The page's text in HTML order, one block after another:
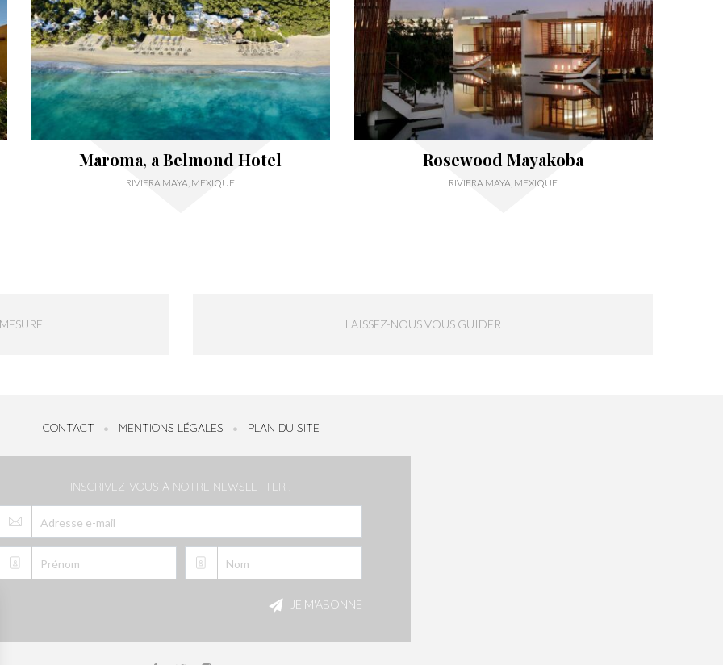
Maroma, a Belmond Hotel
RIVIERA MAYA, MEXIQUE
Rosewood Mayakoba
RIVIERA MAYA, MEXIQUE
LAISSEZ-NOUS VOUS GUIDER
CONTACT MENTIONS LÉGALES PLAN DU SITE
INSCRIVEZ-VOUS À NOTRE NEWSLETTER !
JE M'ABONNE